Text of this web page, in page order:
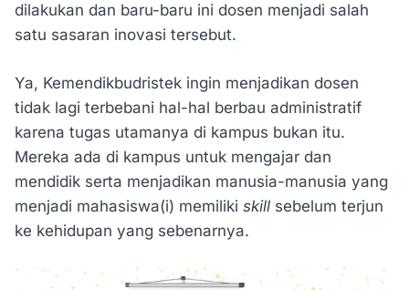
dilakukan dan baru-baru ini dosen menjadi salah
satu sasaran inovasi tersebut.
Ya, Kemendikbudristek ingin menjadikan dosen
tidak lagi terbebani hal-hal berbau administratif
karena tugas utamanya di kampus bukan itu.
Mereka ada di kampus untuk mengajar dan
mendidik serta menjadikan manusia-manusia yang
menjadi mahasiswa(i) memiliki skill sebelum terjun
ke kehidupan yang sebenarnya.